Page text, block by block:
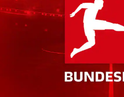
1 - 1